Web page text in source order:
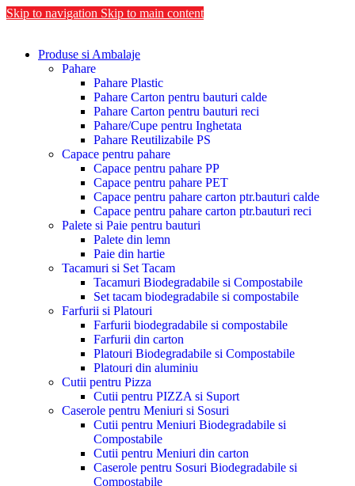
Skip to navigation Skip to main content
Produse si Ambalaje
Pahare
Pahare Plastic
Pahare Carton pentru bauturi calde
Pahare Carton pentru bauturi reci
Pahare/Cupe pentru Inghetata
Pahare Reutilizabile PS
Capace pentru pahare
Capace pentru pahare PP
Capace pentru pahare PET
Capace pentru pahare carton ptr.bauturi calde
Capace pentru pahare carton ptr.bauturi reci
Palete si Paie pentru bauturi
Palete din lemn
Paie din hartie
Tacamuri si Set Tacam
Tacamuri Biodegradabile si Compostabile
Set tacam biodegradabile si compostabile
Farfurii si Platouri
Farfurii biodegradabile si compostabile
Farfurii din carton
Platouri Biodegradabile si Compostabile
Platouri din aluminiu
Cutii pentru Pizza
Cutii pentru PIZZA si Suport
Caserole pentru Meniuri si Sosuri
Cutii pentru Meniuri Biodegradabile si
Compostabile
Cutii pentru Meniuri din carton
Caserole pentru Sosuri Biodegradabile si
Compostabile